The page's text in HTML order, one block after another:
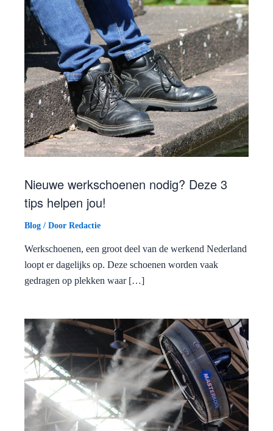
Nieuwe werkschoenen nodig? Deze 3
tips helpen jou!
Blog / Door Redactie
Werkschoenen, een groot deel van de werkend Nederland
loopt er dagelijks op. Deze schoenen worden vaak
gedragen op plekken waar […]